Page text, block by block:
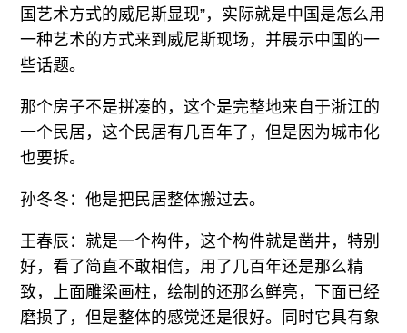
国艺术方式的威尼斯显现”，实际就是中国是怎么用
一种艺术的方式来到威尼斯现场，并展示中国的一
些话题。
那个房子不是拼凑的，这个是完整地来自于浙江的
一个民居，这个民居有几百年了，但是因为城市化
也要拆。
孙冬冬：他是把民居整体搬过去。
王春辰：就是一个构件，这个构件就是凿井，特别
好，看了简直不敢相信，用了几百年还是那么精
致，上面雕梁画柱，绘制的还那么鲜亮，下面已经
磨损了，但是整体的感觉还是很好。同时它具有象